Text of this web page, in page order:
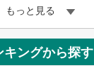
もっと見る
ングから探す